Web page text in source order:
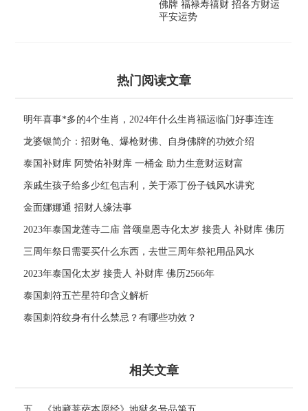
佛牌 福禄寿禧财 招各方财运
平安运势
热门阅读文章
明年喜事*多的4个生肖，2024年什么生肖福运临门好事连连
龙婆银简介：招财龟、爆枪财佛、自身佛牌的功效介绍
泰国补财库 阿赞佑补财库 一桶金 助力生意财运财富
亲戚生孩子给多少红包吉利，关于添丁份子钱风水讲究
金面娜娜通 招财人缘法事
2023年泰国龙莲寺二庙 普颂皇恩寺化太岁 接贵人 补财库 佛历
2566年
三周年祭日需要买什么东西，去世三周年祭祀用品风水
2023年泰国化太岁 接贵人 补财库 佛历2566年
泰国刺符五芒星符印含义解析
泰国刺符纹身有什么禁忌？有哪些功效？
相关文章